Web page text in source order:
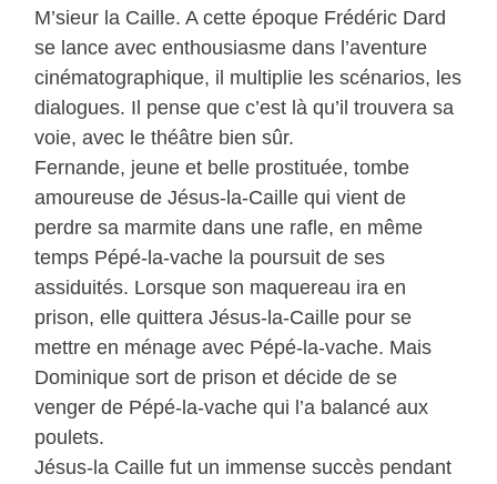
M’sieur la Caille. A cette époque Frédéric Dard
se lance avec enthousiasme dans l’aventure
cinématographique, il multiplie les scénarios, les
dialogues. Il pense que c’est là qu’il trouvera sa
voie, avec le théâtre bien sûr.
Fernande, jeune et belle prostituée, tombe
amoureuse de Jésus-la-Caille qui vient de
perdre sa marmite dans une rafle, en même
temps Pépé-la-vache la poursuit de ses
assiduités. Lorsque son maquereau ira en
prison, elle quittera Jésus-la-Caille pour se
mettre en ménage avec Pépé-la-vache. Mais
Dominique sort de prison et décide de se
venger de Pépé-la-vache qui l’a balancé aux
poulets.
Jésus-la Caille fut un immense succès pendant